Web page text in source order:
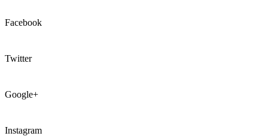
Facebook
Twitter
Google+
Instagram